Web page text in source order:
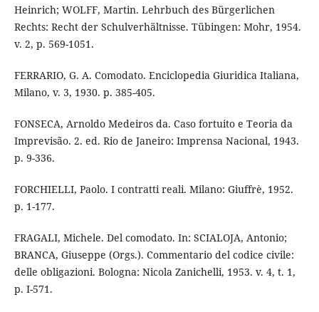
Heinrich; WOLFF, Martin. Lehrbuch des Bürgerlichen
Rechts: Recht der Schulverhältnisse. Tübingen: Mohr, 1954.
v. 2, p. 569-1051.
FERRARIO, G. A. Comodato. Enciclopedia Giuridica Italiana,
Milano, v. 3, 1930. p. 385-405.
FONSECA, Arnoldo Medeiros da. Caso fortuito e Teoria da
Imprevisão. 2. ed. Rio de Janeiro: Imprensa Nacional, 1943.
p. 9-336.
FORCHIELLI, Paolo. I contratti reali. Milano: Giuffrè, 1952.
p. 1-177.
FRAGALI, Michele. Del comodato. In: SCIALOJA, Antonio;
BRANCA, Giuseppe (Orgs.). Commentario del codice civile:
delle obligazioni. Bologna: Nicola Zanichelli, 1953. v. 4, t. 1,
p. I-571.